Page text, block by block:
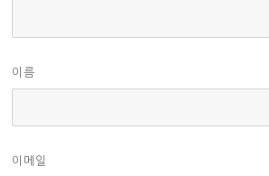
이름
이메일